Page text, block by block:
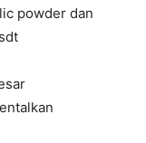
powder dan